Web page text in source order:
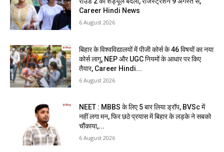
Career Hindi News
6 August 2026
बिहार के विश्वविद्यालयों में पीजी कोर्स के 46 विषयों का नया
कोर्स लागू, NEP और UGC नियमों के आधार पर किए
तैयार, Career Hindi...
6 August 2026
NEET : MBBS के लिए 5 बार लिया ड्रॉप, BVSc में
नहीं लगा मन, फिर छठे प्रयास में बिहार के लड़के ने सबको
चौंकाया,...
6 August 2026